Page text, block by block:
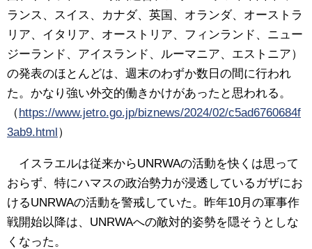
ランス、スイス、カナダ、英国、オランダ、オーストラ
リア、イタリア、オーストリア、フィンランド、ニュー
ジーランド、アイスランド、ルーマニア、エストニア）
の発表のほとんどは、週末のわずか数日の間に行われ
た。かなり強い外交的働きかけがあったと思われる。
（https://www.jetro.go.jp/biznews/2024/02/c5ad6760684f
3ab9.html）
イスラエルは従来からUNRWAの活動を快くは思って
おらず、特にハマスの政治勢力が浸透しているガザにお
けるUNRWAの活動を警戒していた。昨年10月の軍事作
戦開始以降は、UNRWAへの敵対的姿勢を隠そうとしな
くなった。